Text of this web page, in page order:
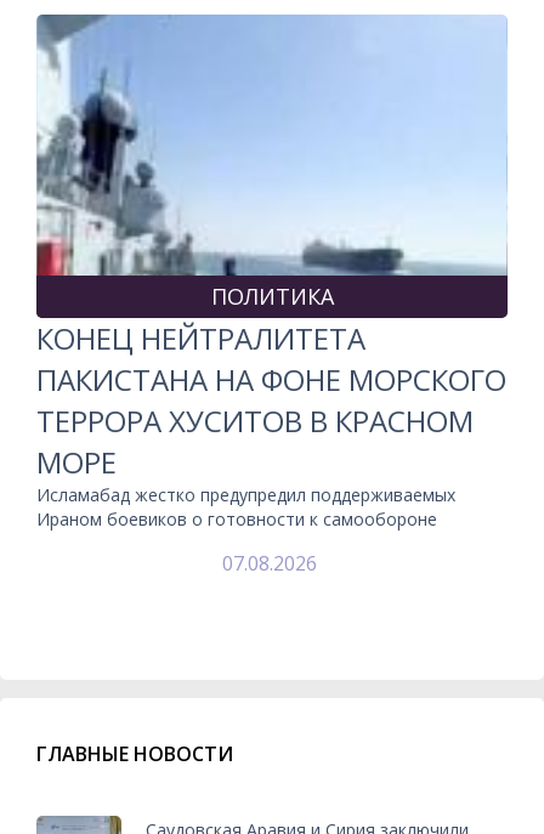
ПОЛИТИКА
КОНЕЦ НЕЙТРАЛИТЕТА
ПАКИСТАНА НА ФОНЕ МОРСКОГО
ТЕРРОРА ХУСИТОВ В КРАСНОМ
МОРЕ
Исламабад жестко предупредил поддерживаемых
Ираном боевиков о готовности к самообороне
07.08.2026
ГЛАВНЫЕ НОВОСТИ